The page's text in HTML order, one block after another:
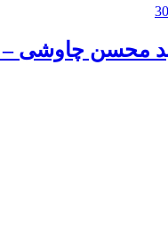
محسن چاوشی